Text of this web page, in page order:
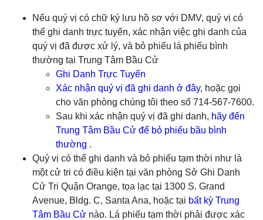
Nếu quý vị có chữ ký lưu hồ sơ với DMV, quý vị có
thể ghi danh trực tuyến, xác nhận việc ghi danh của
quý vị đã được xử lý, và bỏ phiếu lá phiếu bình
thường tại Trung Tâm Bầu Cử
Ghi Danh Trực Tuyến
Xác nhận quý vị đã ghi danh ở đây, hoặc gọi
cho văn phòng chúng tôi theo số 714-567-7600.
Sau khi xác nhận quý vị đã ghi danh, hãy đến
Trung Tâm Bầu Cử để bỏ phiếu bầu bình
thường .
Quý vị có thể ghi danh và bỏ phiếu tạm thời như là
một cử tri có điều kiện tại văn phòng Sở Ghi Danh
Cử Tri Quận Orange, tọa lạc tại 1300 S. Grand
Avenue, Bldg. C, Santa Ana, hoặc tại bất kỳ Trung
Tâm Bầu Cử nào. Lá phiếu tạm thời phải được xác